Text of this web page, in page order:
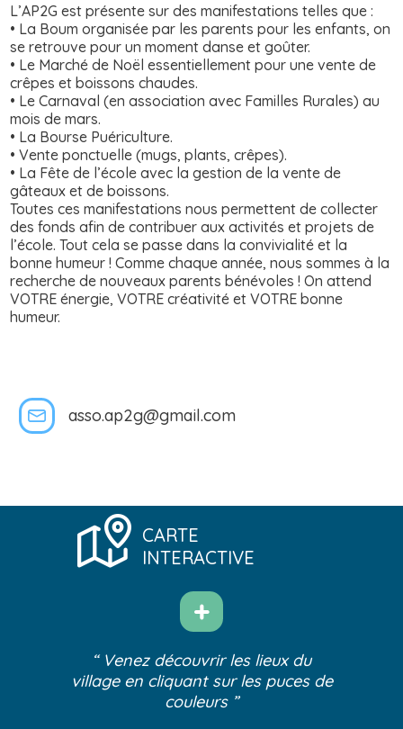
L’AP2G est présente sur des manifestations telles que :
• La Boum organisée par les parents pour les enfants, on
se retrouve pour un moment danse et goûter.
• Le Marché de Noël essentiellement pour une vente de
crêpes et boissons chaudes.
• Le Carnaval (en association avec Familles Rurales) au
mois de mars.
• La Bourse Puériculture.
• Vente ponctuelle (mugs, plants, crêpes).
• La Fête de l’école avec la gestion de la vente de
gâteaux et de boissons.
Toutes ces manifestations nous permettent de collecter
des fonds afin de contribuer aux activités et projets de
l’école. Tout cela se passe dans la convivialité et la
bonne humeur ! Comme chaque année, nous sommes à la
recherche de nouveaux parents bénévoles ! On attend
VOTRE énergie, VOTRE créativité et VOTRE bonne
humeur.
asso.ap2g@gmail.com
CARTE
INTERACTIVE
“ Venez découvrir les lieux du
village en cliquant sur les puces de
couleurs ”